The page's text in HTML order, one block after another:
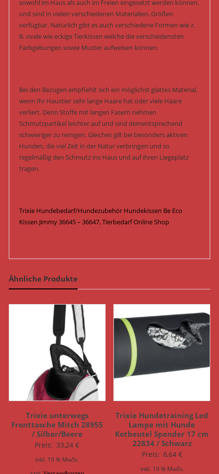
sowohl im Haus als auch im Freien eingesetzt werden können,
und sind in vielen verschiedenen Materialien, Größen
verfügbar. Natürlich gibt es auch verschiedene Formen wie z.
B. ovale wie eckige Tierkissen welche die verschiedensten
Farbgebungen sowie Muster aufweisen können.
Bei den Bezügen empfiehlt sich ein möglichst glattes Material,
wenn Ihr Haustier sehr lange Haare hat oder viele Haare
verliert. Denn Stoffe mit langen Fasern nehmen
Schmutzpartikel leichter auf und sind dementsprechend
schwieriger zu reinigen. Gleiches gilt bei besonders aktiven
Hunden, die viel Zeit in der Natur verbringen und so
regelmäßig den Schmutz ins Haus und auf ihren Liegeplatz
tragen.
Trixie Hundebedarf/Hundezubehör Hundekissen Be Eco
Kissen Jimmy 36645 – 36647, Tierbedarf Online Shop
Ähnliche Produkte
Trixie unterwegs
Fronttasche Mitch 28955
/ Silber/Beere
Preis: 33,24€
inkl. 19 % MwSt.
Trixie Hundetraining Led
Lampe mit Hunde
Kotbeutel Spender 17 cm
22834 / Schwarz
Preis: 6,64 €
inkl. 19 % MwSt.